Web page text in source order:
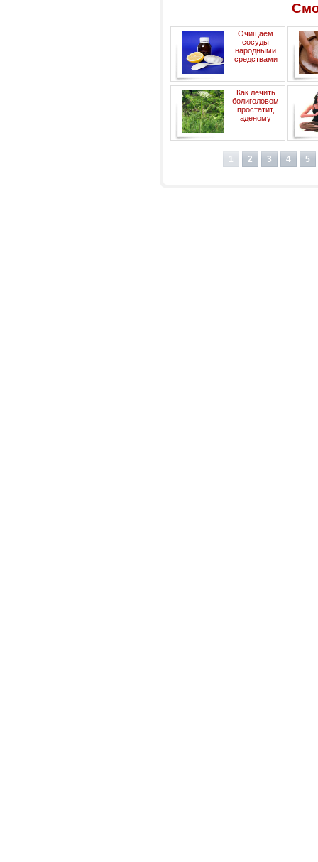
Очищаем
сосуды
народными
средствами
Как лечить
болиголовом
простатит,
аденому
мастопатию, миому,
фибромиому, эндометриоз,
геморрой, варикозное
1 2 3 4 5